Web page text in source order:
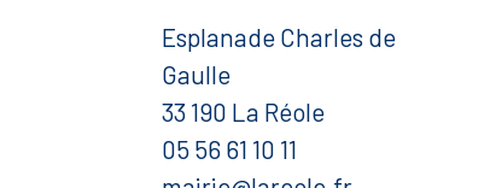
Esplanade Charles de
Gaulle
33 190 La Réole
05 56 61 10 11